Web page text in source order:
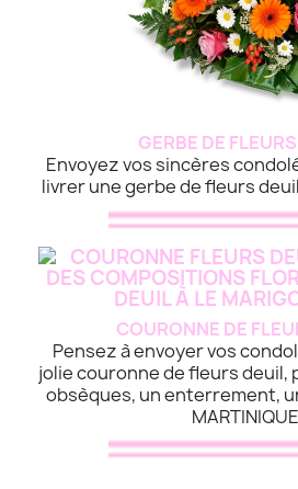
GERBE DE
Envoyez vos sincères
livrer une gerbe de fleurs deuil
COURONNE DE
Pensez à envoyer vos
jolie couronne de fleurs deuil,
obsèques, un enterrement,
MARTINIQUE